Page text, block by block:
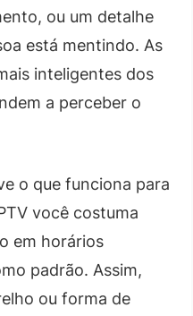
ou um detalhe
está mentindo. As
inteligentes dos
a perceber o
o que funciona para
você costuma
em horários
padrão. Assim,
ou forma de